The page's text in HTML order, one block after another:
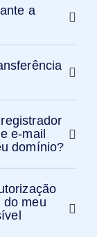
a
e-mail
domínio?
do meu